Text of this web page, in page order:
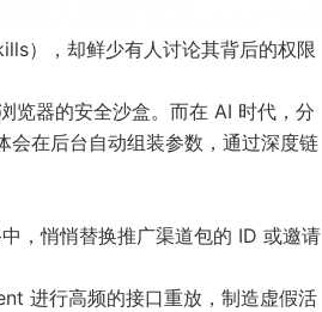
），却鲜少有人讨论其背后的权限
览器的安全沙盒。而在 AI 时代，分
会在后台自动组装参数，通过深度链
，悄悄替换推广渠道包的 ID 或邀请
进行高频的接口重放，制造虚假活